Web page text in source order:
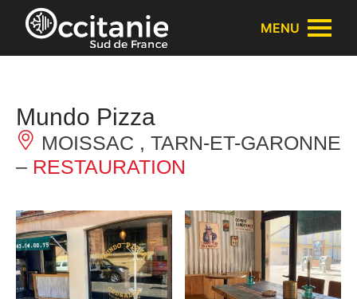
Panneau de gestion des cookies
MENU
Mundo Pizza
MOISSAC , TARN-ET-GARONNE
– RESTAURATION